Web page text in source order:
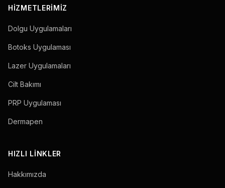
HIZMETLERIMIZ
Dolgu Uygulamaları
Botoks Uygulaması
Lazer Uygulamaları
Cilt Bakımı
PRP Uygulaması
Dermapen
HIZLI LINKLER
Hakkımızda